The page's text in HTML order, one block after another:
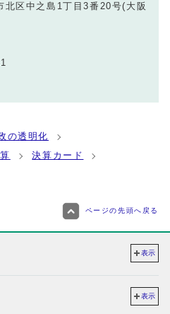
区中之島1丁目3番20号(大阪
の透明化
決算カード
ページの先頭へ戻る
表示
表示